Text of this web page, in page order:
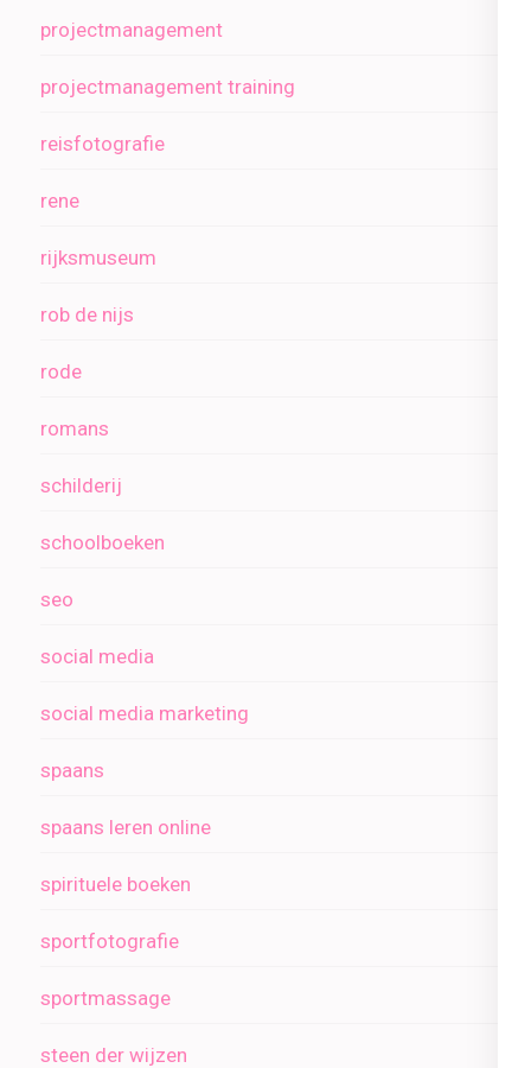
projectmanagement
projectmanagement training
reisfotografie
rene
rijksmuseum
rob de nijs
rode
romans
schilderij
schoolboeken
seo
social media
social media marketing
spaans
spaans leren online
spirituele boeken
sportfotografie
sportmassage
steen der wijzen